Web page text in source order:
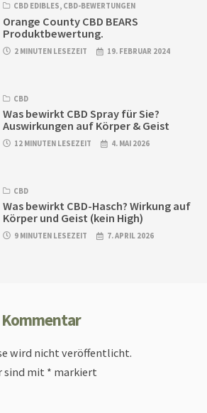
CBD EDIBLES, CBD-BEWERTUNGEN
Orange County CBD BEARS
Produktbewertung.
2 MINUTEN LESEZEIT 19. FEBRUAR 2024
CBD
Was bewirkt CBD Spray für Sie?
Auswirkungen auf Körper & Geist
12 MINUTEN LESEZEIT 4. MAI 2026
CBD
Was bewirkt CBD-Hasch? Wirkung auf
Körper und Geist (kein High)
9 MINUTEN LESEZEIT 7. APRIL 2026
Kommentar
wird nicht veröffentlicht.
sind mit * markiert